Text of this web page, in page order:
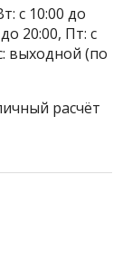
с 10:00 до
20:00, Пт: с
выходной (по
расчёт